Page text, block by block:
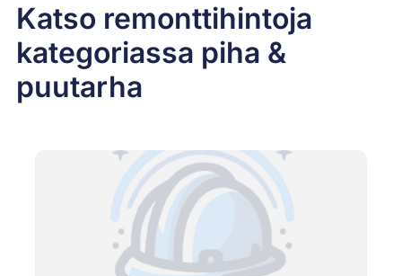
Katso remonttihintoja
kategoriassa piha &
puutarha